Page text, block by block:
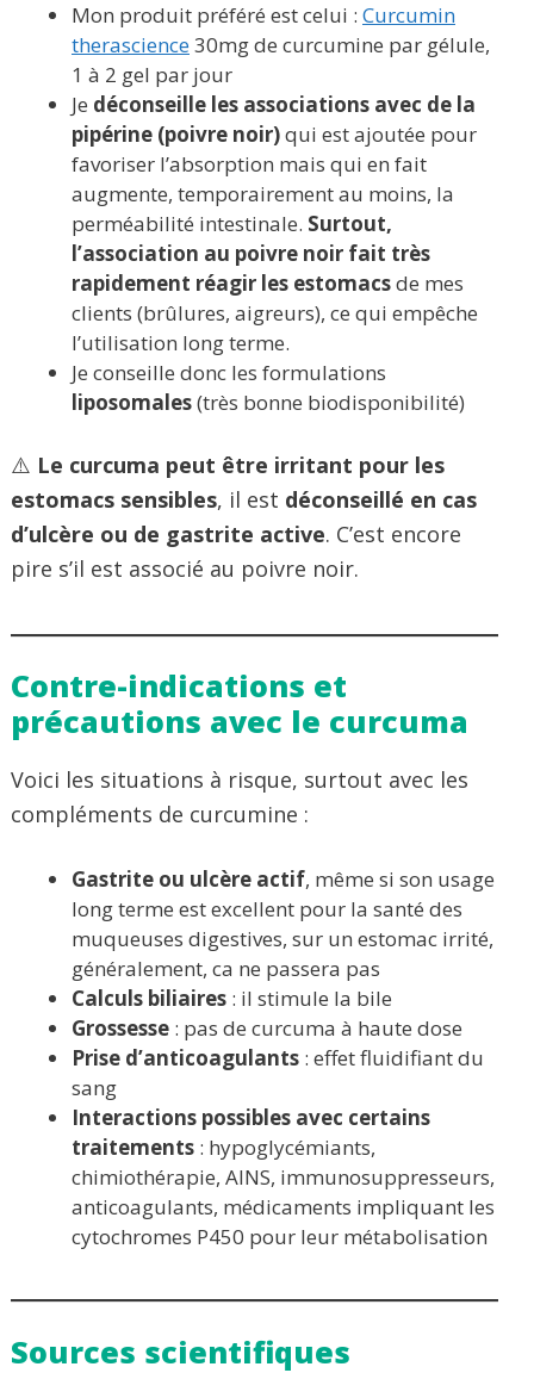
Mon produit préféré est celui : Curcumin
therascience30mg de curcumine par gélule,
1 à 2 gel par jour
Je déconseille les associations avec de la
pipérine (poivre noir)qui est ajoutée pour
favoriser l’absorption mais qui en fait
augmente, temporairement au moins, la
perméabilité intestinale. Surtout,
l’association au poivre noir fait très
rapidement réagir les estomacsde mes
clients (brûlures, aigreurs), ce qui empêche
l’utilisation long terme.
Je conseille donc les formulations
liposomales(très bonne biodisponibilité)
⚠️ Le curcuma peut être irritant pour les
estomacs sensibles, il est déconseillé en cas
d’ulcère ou de gastrite active. C’est encore
pire s’il est associé au poivre noir.
Contre-indications et
précautions avec le curcuma
Voici les situations à risque, surtout avec les
compléments de curcumine :
Gastrite ou ulcère actif, même si son usage
long terme est excellent pour la santé des
muqueuses digestives, sur un estomac irrité,
généralement, ca ne passera pas
Calculs biliaires : il stimule la bile
Grossesse : pas de curcuma à haute dose
Prise d’anticoagulants : effet fluidifiant du
sang
Interactions possibles avec certains
traitements : hypoglycémiants,
chimiothérapie, AINS, immunosuppresseurs,
anticoagulants, médicaments impliquant les
cytochromes P450 pour leur métabolisation
Sources scientifiques